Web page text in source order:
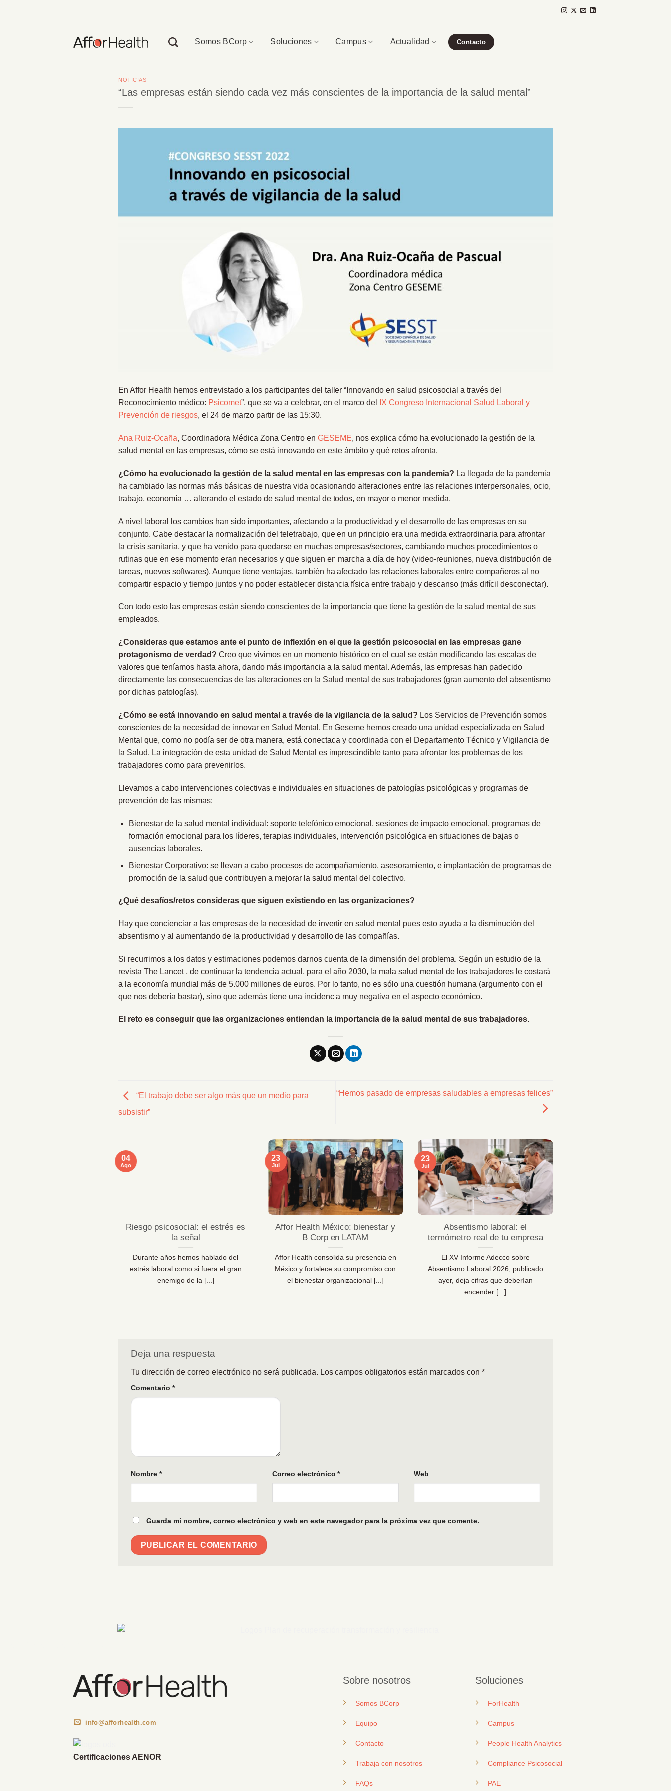
Somos BCorp
Soluciones Campus Actualidad Contacto
NOTICIAS
“Las empresas están siendo cada vez más conscientes de la importancia de la salud mental”
En Affor Health hemos entrevistado a los participantes del taller “Innovando en salud psicosocial a través del
Reconocimiento médico: Psicomet”, que se va a celebrar, en el marco del
IX Congreso Internacional Salud Laboral y
Prevención de riesgos, el 24 de marzo partir de las 15:30.
Ana Ruiz-Ocaña, Coordinadora Médica Zona Centro en GESEME, nos explica cómo ha evolucionado la gestión de la
salud mental en las empresas, cómo se está innovando en este ámbito y qué retos afronta.
¿Cómo ha evolucionado la gestión de la salud mental en las empresas con la pandemia? La llegada de la pandemia
ha cambiado las normas más básicas de nuestra vida ocasionando alteraciones entre las relaciones interpersonales, ocio,
trabajo, economía … alterando el estado de salud mental de todos, en mayor o menor medida.
A nivel laboral los cambios han sido importantes, afectando a la productividad y el desarrollo de las empresas en su
conjunto. Cabe destacar la normalización del teletrabajo, que en un principio era una medida extraordinaria para afrontar
la crisis sanitaria, y que ha venido para quedarse en muchas empresas/sectores, cambiando muchos procedimientos o
rutinas que en ese momento eran necesarios y que siguen en marcha a día de hoy (video-reuniones, nueva distribución de
tareas, nuevos softwares). Aunque tiene ventajas, también ha afectado las relaciones laborales entre compañeros al no
compartir espacio y tiempo juntos y no poder establecer distancia física entre trabajo y descanso (más difícil desconectar).
Con todo esto las empresas están siendo conscientes de la importancia que tiene la gestión de la salud mental de sus
empleados.
¿Consideras que estamos ante el punto de inflexión en el que la gestión psicosocial en las empresas gane
protagonismo de verdad? Creo que vivimos en un momento histórico en el cual se están modificando las escalas de
valores que teníamos hasta ahora, dando más importancia a la salud mental. Además, las empresas han padecido
directamente las consecuencias de las alteraciones en la Salud mental de sus trabajadores (gran aumento del absentismo
por dichas patologías).
¿Cómo se está innovando en salud mental a través de la vigilancia de la salud? Los Servicios de Prevención somos
conscientes de la necesidad de innovar en Salud Mental. En Geseme hemos creado una unidad especializada en Salud
Mental que, como no podía ser de otra manera, está conectada y coordinada con el Departamento Técnico y Vigilancia de
la Salud. La integración de esta unidad de Salud Mental es imprescindible tanto para afrontar los problemas de los
trabajadores como para prevenirlos.
Llevamos a cabo intervenciones colectivas e individuales en situaciones de patologías psicológicas y programas de
prevención de las mismas:
Bienestar de la salud mental individual: soporte telefónico emocional, sesiones de impacto emocional, programas de
formación emocional para los líderes, terapias individuales, intervención psicológica en situaciones de bajas o
ausencias laborales.
Bienestar Corporativo: se llevan a cabo procesos de acompañamiento, asesoramiento, e implantación de programas de
promoción de la salud que contribuyen a mejorar la salud mental del colectivo.
¿Qué desafíos/retos consideras que siguen existiendo en las organizaciones?
Hay que concienciar a las empresas de la necesidad de invertir en salud mental pues esto ayuda a la disminución del
absentismo y al aumentando de la productividad y desarrollo de las compañías.
Si recurrimos a los datos y estimaciones podemos darnos cuenta de la dimensión del problema. Según un estudio de la
revista The Lancet , de continuar la tendencia actual, para el año 2030, la mala salud mental de los trabajadores le costará
a la economía mundial más de 5.000 millones de euros. Por lo tanto, no es sólo una cuestión humana (argumento con el
que nos debería bastar), sino que además tiene una incidencia muy negativa en el aspecto económico.
El reto es conseguir que las organizaciones entiendan la importancia de la salud mental de sus trabajadores.
“El trabajo debe ser algo más que un medio para
subsistir”
“Hemos pasado de empresas saludables a empresas felices”
Riesgo psicosocial: el estrés es
la señal
Durante años hemos hablado del
estrés laboral como si fuera el gran
enemigo de la [...]
04
Ago
Affor Health México: bienestar y
B Corp en LATAM
Affor Health consolida su presencia en
México y fortalece su compromiso con
el bienestar organizacional [...]
23
Jul
Absentismo laboral: el
termómetro real de tu empresa
El XV Informe Adecco sobre
Absentismo Laboral 2026, publicado
ayer, deja cifras que deberían
encender [...]
23
Jul
Deja una respuesta
Tu dirección de correo electrónico no será publicada. Los campos obligatorios están marcados con *
Comentario *
Nombre * Correo electrónico* Web
Guarda mi nombre, correo electrónico y web en este navegador para la próxima vez que comente.
info@afforhealth.com
Certificaciones AENOR
Sobre nosotros
Somos BCorp
Equipo
Contacto
Trabaja con nosotros
FAQs
Soluciones
ForHealth
Campus
People Health Analytics
Compliance Psicosocial
PAE